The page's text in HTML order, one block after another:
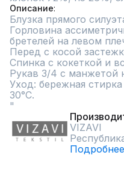
Описание
Блузка прямого
Горловина
бретелей на левом
Перед с косой
Спинка с кокеткой и
Рукав 3/4 с манжетой
Уход: бережная
30°С.
"
VIZAVI
Подробнее